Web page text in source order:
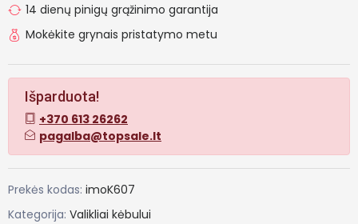
14 dienų pinigų grąžinimo garantija
Mokėkite grynais pristatymo metu
Išparduota!
+370 613 26262
pagalba@topsale.lt
Prekės kodas: imoK607
Kategorija: Valikliai kėbului